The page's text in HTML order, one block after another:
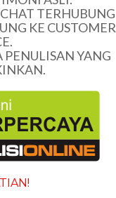
TERHUBUNG
KE CUSTOMER
PENULISAN YANG